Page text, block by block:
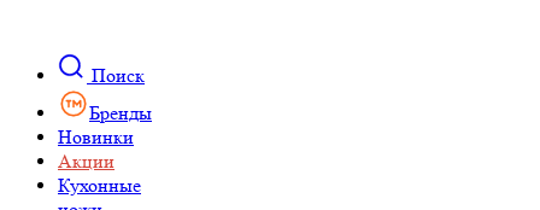
Поиск
Бренды
Новинки
Акции
Кухонные